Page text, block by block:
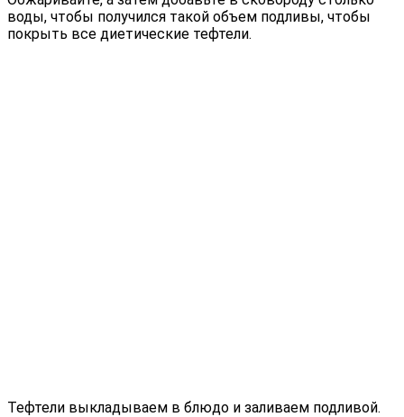
воды, чтобы получился такой объем подливы, чтобы
покрыть все диетические тефтели.
Тефтели выкладываем в блюдо и заливаем подливой.